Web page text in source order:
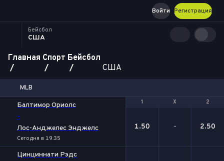
Регистрация
Войти
Бейсбол
США
Главная Спорт Бейсбол
США
MLB
1 Х 2
Балтимор Ориолс
-
Лос-Анджелес Энджелс
Сегодня в 19:35
1 Х 2
1.50 - 2.50
Цинциннати Рэдс